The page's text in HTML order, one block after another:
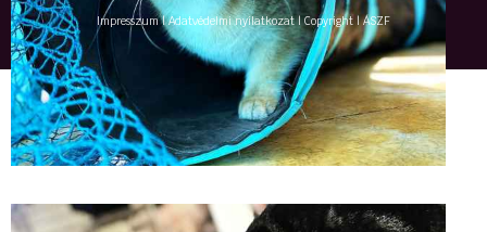
Impresszum|Adatvédelmi nyilatkozat|Copyright |ÁSZF